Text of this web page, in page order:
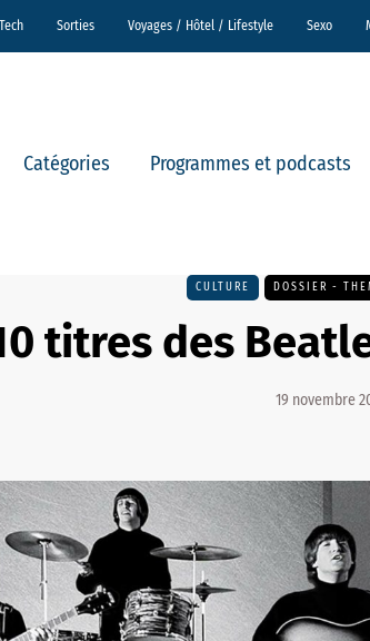
Sorties Voyages / Hôtel / Lifestyle Sexo
Catégories Programmes et podcasts
CULTURE DOSSIER -
titres des
19 novembre